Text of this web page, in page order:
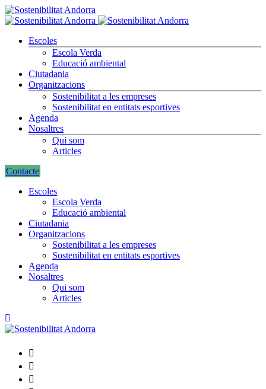
Escoles
Escola Verda
Educació ambiental
Ciutadania
Organitzacions
Sostenibilitat a les empreses
Sostenibilitat en entitats esportives
Agenda
Nosaltres
Qui som
Articles
Contacte
Escoles
Escola Verda
Educació ambiental
Ciutadania
Organitzacions
Sostenibilitat a les empreses
Sostenibilitat en entitats esportives
Agenda
Nosaltres
Qui som
Articles